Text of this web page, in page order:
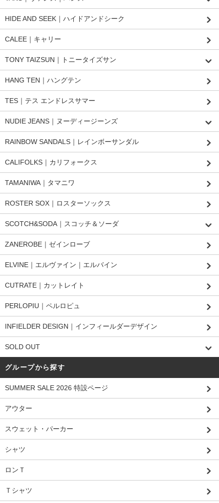
HIDE AND SEEK｜ハイドアンドシーク
CALEE｜キャリー
TONY TAIZSUN｜トニータイズサン
HANG TEN｜ハングテン
TES｜テス エンドレスサマー
NUDIE JEANS｜ヌーディージーンズ
RAINBOW SANDALS｜レインボーサンダル
CALIFOLKS｜カリフォークス
TAMANIWA｜タマニワ
ROSTER SOX｜ロスターソックス
SCOTCH&SODA｜スコッチ＆ソーダ
ZANEROBE｜ゼインローブ
ELVINE｜エルヴァイン｜エルバイン
CUTRATE｜カットレイト
PERLOPIU｜ペルロピュ
INFIELDER DESIGN｜インフィールダーデザイン
SOLD OUT
グループから探す
SUMMER SALE 2026 特設ページ
アウター
スウェット・パーカー
シャツ
ロンＴ
Ｔシャツ